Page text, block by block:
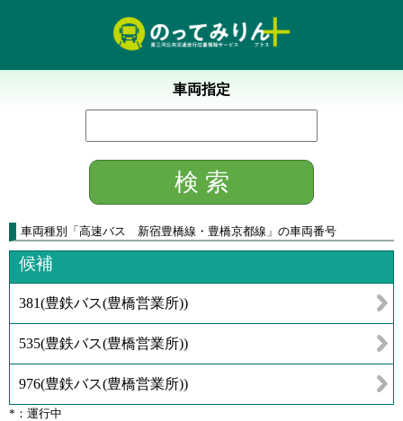
車両指定
車両種別 「 高速バス 新宿豊橋線・豊橋京都線 」 の車両番号
候補
381(豊鉄バス(豊橋営業所))
535(豊鉄バス(豊橋営業所))
976(豊鉄バス(豊橋営業所))
*：運行中